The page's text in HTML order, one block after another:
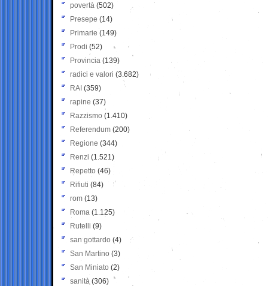
povertà (502)
Presepe (14)
Primarie (149)
Prodi (52)
Provincia (139)
radici e valori (3.682)
RAI (359)
rapine (37)
Razzismo (1.410)
Referendum (200)
Regione (344)
Renzi (1.521)
Repetto (46)
Rifiuti (84)
rom (13)
Roma (1.125)
Rutelli (9)
san gottardo (4)
San Martino (3)
San Miniato (2)
sanità (306)